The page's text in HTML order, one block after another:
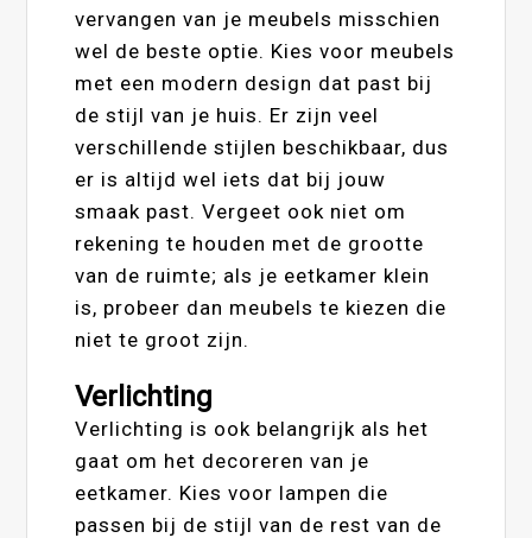
vervangen van je meubels misschien
wel de beste optie. Kies voor meubels
met een modern design dat past bij
de stijl van je huis. Er zijn veel
verschillende stijlen beschikbaar, dus
er is altijd wel iets dat bij jouw
smaak past. Vergeet ook niet om
rekening te houden met de grootte
van de ruimte; als je eetkamer klein
is, probeer dan meubels te kiezen die
niet te groot zijn.
Verlichting
Verlichting is ook belangrijk als het
gaat om het decoreren van je
eetkamer. Kies voor lampen die
passen bij de stijl van de rest van de